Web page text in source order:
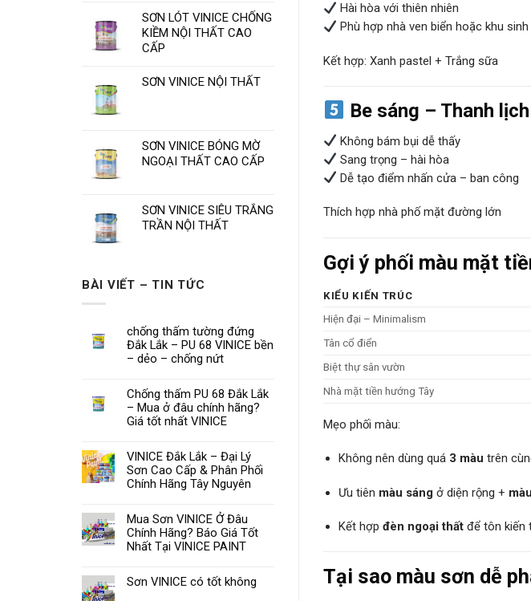
SƠN LÓT VINICE CHỐNG
KIỀM NỘI THẤT CAO
CẤP
SƠN VINICE NỘI THẤT
SƠN VINICE BÓNG MỜ
NGOẠI THẤT CAO CẤP
SƠN VINICE SIÊU TRẮNG
TRẦN NỘI THẤT
BÀI VIẾT – TIN TỨC
chống thấm tường đứng
Đắk Lắk – PU 68 VINICE bền
– dẻo – chống nứt
Chống thấm PU 68 Đắk Lắk
– Mua ở đâu chính hãng?
Giá tốt nhất VINICE
VINICE Đắk Lắk – Đại Lý
Sơn Cao Cấp & Phân Phối
Chính Hãng Tây Nguyên
Mua Sơn VINICE Ở Đâu
Chính Hãng? Báo Giá Tốt
Nhất Tại VINICE PAINT
Sơn VINICE có tốt không
Hài hòa với thiên nhiên
Phù hợp nhà ven biển hoặc khu sinh
Kết hợp: Xanh pastel + Trắng sữa
Be sáng – Thanh
Không bám bụi dễ thấy
Sang trọng – hài hòa
Dễ tạo điểm nhấn cửa – ban công
Thích hợp nhà phố mặt đường lớn
Gợi ý phối màu mặt
KIỂU KIẾN TRÚC
Hiện đại – Minimalism
Tân cổ điển
Biệt thự sân vườn
Nhà mặt tiền hướng Tây
Mẹo phối màu:
Không nên dùng quá 3 màu trên
Ưu tiên màu sáng ở diện rộng +
Kết hợpđèn ngoại thất để tôn kiến
Tại sao màu sơn dễ